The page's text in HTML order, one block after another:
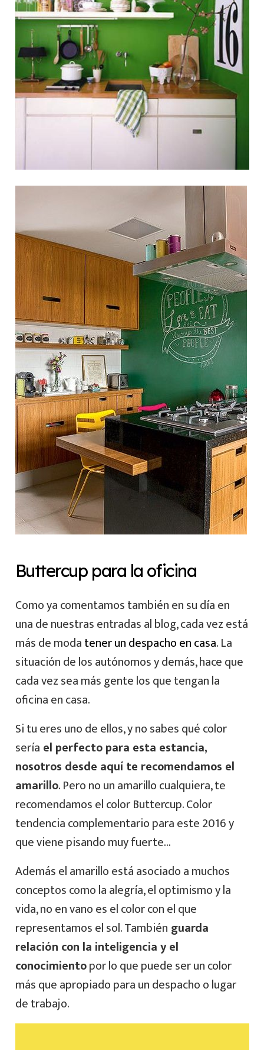
Buttercup para la oficina
Como ya comentamos también en su día en
una de nuestras entradas al blog, cada vez está
más de modatener un despacho en casa. La
situación de los autónomos y demás, hace que
cada vez sea más gente los que tengan la
oficina en casa.
Si tu eres uno de ellos, y no sabes qué color
sería el perfecto para esta estancia,
nosotros desde aquí te recomendamos el
amarillo. Pero no un amarillo cualquiera, te
recomendamos el color Buttercup. Color
tendencia complementario para este 2016 y
que viene pisando muy fuerte…
Además el amarillo está asociado a muchos
conceptos como la alegría, el optimismo y la
vida, no en vano es el color con el que
representamos el sol. También guarda
relación con la inteligencia y el
conocimientopor lo que puede ser un color
más que apropiado para un despacho o lugar
de trabajo.